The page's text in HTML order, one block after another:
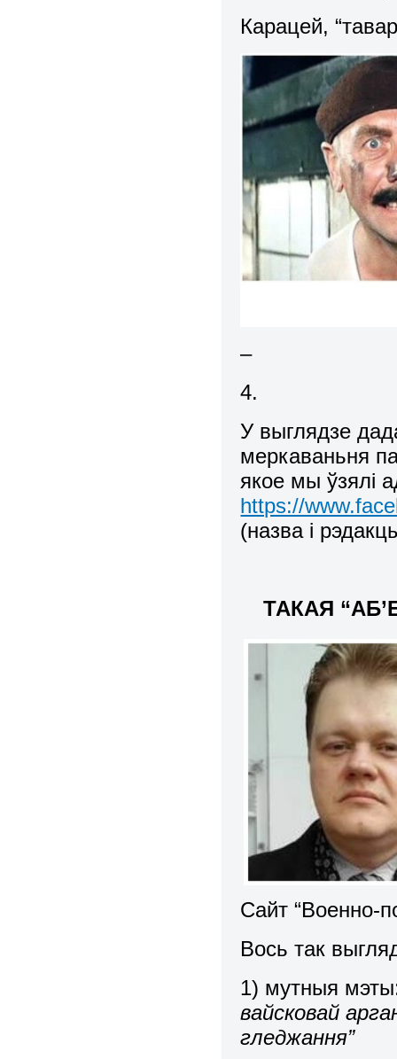
Карацей,
–
4.
У выглядзе
меркаваньня
якое мы ўзялі
https://
(назва і
ТАКАЯ
Сайт “Военно-
Вось так
1) мутныя
вайсковай
гледжання”